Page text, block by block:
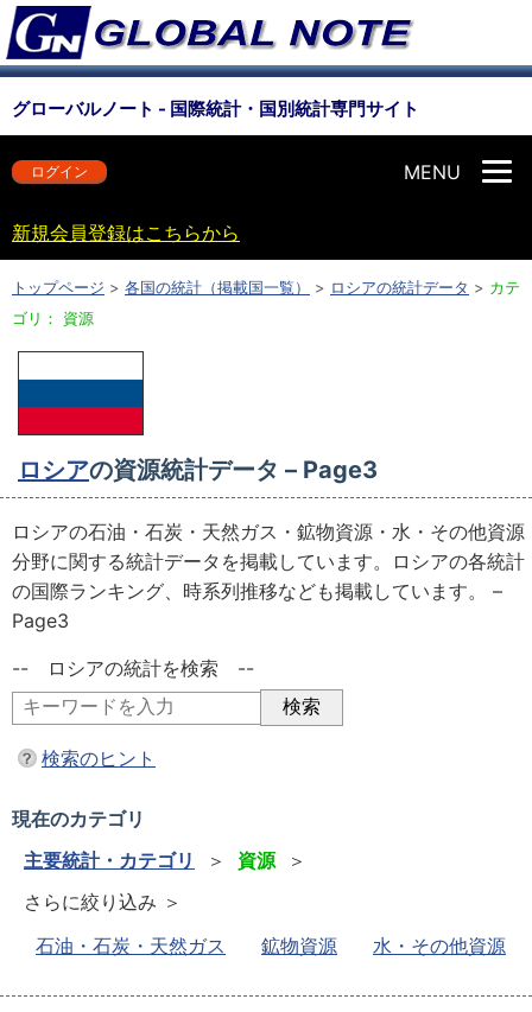
グローバルノート - 国際統計・国別統計専門サイト
MENU
ログイン
新規会員登録はこちらから
トップページ > 各国の統計（掲載国一覧） > ロシアの統計データ > カテ
ゴリ： 資源
ロシアの資源統計データ – Page3
ロシアの石油・石炭・天然ガス・鉱物資源・水・その他資源
分野に関する統計データを掲載しています。ロシアの各統計
の国際ランキング、時系列推移なども掲載しています。 –
Page3
-- ロシアの統計を検索 --
検索のヒント
現在のカテゴリ
主要統計・カテゴリ
＞ 資源＞
さらに絞り込み ＞
石油・石炭・天然ガス
鉱物資源 水・その他資源